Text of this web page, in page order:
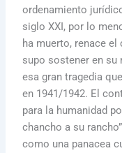
ordenamiento
siglo XXI, por lo
ha muerto, renace
supo sostener en su
esa gran tragedia
en 1941/1942. El
para la humanidad
chancho a su
como una panacea